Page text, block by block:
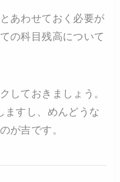
あわせておく必要が
の科目残高について
しておきましょう。
ますし、めんどうな
が吉です。